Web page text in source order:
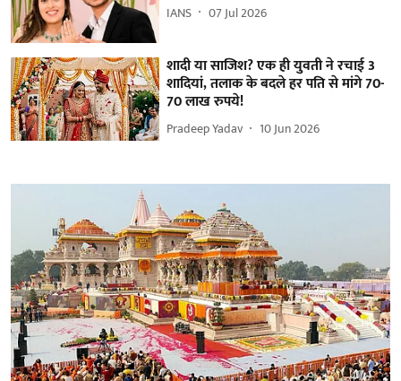
IANS 07 Jul 2026
शादी या साजिश? एक ही युवती ने रचाई 3
शादियां, तलाक के बदले हर पति से मांगे 70-
70 लाख रुपये!
Pradeep Yadav 10 Jun 2026